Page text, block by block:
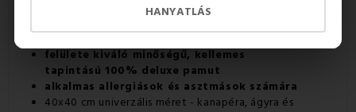
HANYATLÁS
felülete kiváló minőségű, kellemes
tapintású 100% deluxe pamut
alkalmas allergiások és asztmások számára
40x40 cm univerzális méret - kanapéra, ágyra és